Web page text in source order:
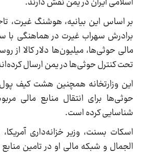
بر اساس این بیانیه، هوشنگ غیرت،
برادرش سهراب غیرت در هماهنگی با
مالی حوثی‌ها، میلیون‌ها دلار کالا از
تحت کنترل حوثی‌ها در یمن ارسال
این وزارتخانه همچنین هشت کیف پول
حوثی‌ها برای انتقال منابع مالی
شناسایی کرده است.
اسکات بسنت، وزیر خزانه‌داری
الجمال و شبکه مالی او در تامین